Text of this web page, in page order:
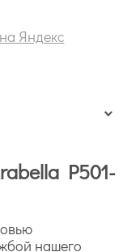
Яндекс
P501-
нашего